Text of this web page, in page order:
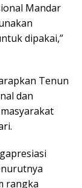
Mandar
dipakai,”
Tenun
dan
rangka